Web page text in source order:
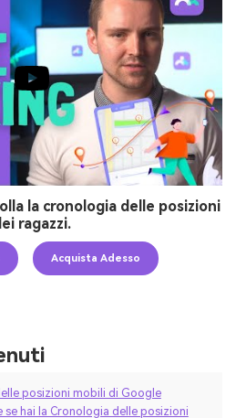
la cronologia delle posizioni
ragazzi.
Acquista Adesso
posizioni mobili di Google
se hai la Cronologia delle posizioni